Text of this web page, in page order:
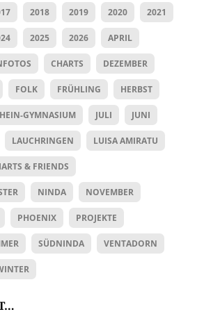
2018 2019 2020 2021
2025 2026 APRIL
CHARTS DEZEMBER
FOLK FRÜHLING HERBST
GYMNASIUM JULI JUNI
LAUCHRINGEN LUISA AMIRATU
& FRIENDS
NINDA NOVEMBER
PHOENIX PROJEKTE
SÜDNINDA VENTADORN